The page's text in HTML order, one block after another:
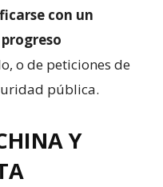
con un
o de peticiones de
pública.
Y